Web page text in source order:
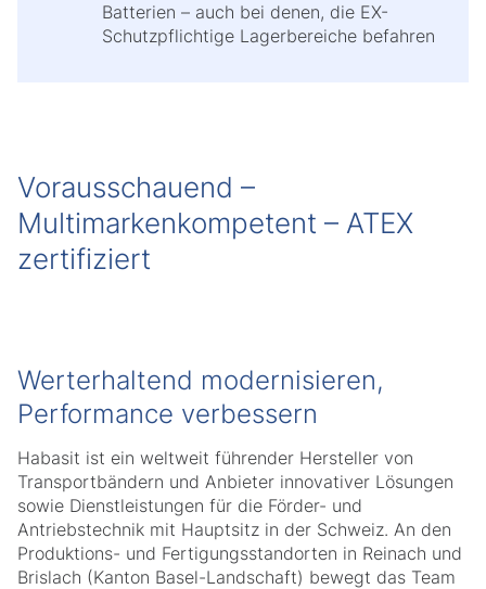
Batterien – auch bei denen, die EX-
Schutzpflichtige Lagerbereiche befahren
Vorausschauend –
Multimarkenkompetent – ATEX
zertifiziert
Werterhaltend modernisieren,
Performance verbessern
Habasit ist ein weltweit führender Hersteller von
Transportbändern und Anbieter innovativer Lösungen
sowie Dienstleistungen für die Förder- und
Antriebstechnik mit Hauptsitz in der Schweiz. An den
Produktions- und Fertigungsstandorten in Reinach und
Brislach (Kanton Basel-Landschaft) bewegt das Team